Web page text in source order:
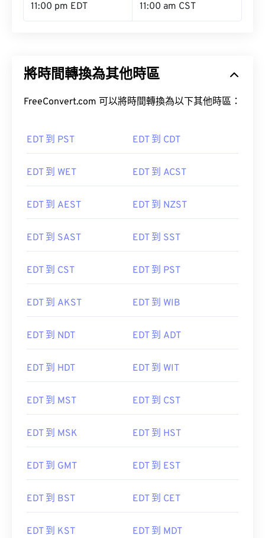
11:00 pm EDT 11:00 am CST
將時間轉換為其他時區
FreeConvert.com 可以將時間轉換為以下其他時區：
EDT 到 PST EDT 到 CDT
EDT 到 WET EDT 到 ACST
EDT 到 AEST EDT 到 NZST
EDT 到 SAST EDT 到 SST
EDT 到 CST EDT 到 PST
EDT 到 AKST EDT 到 WIB
EDT 到 NDT EDT 到 ADT
EDT 到 HDT EDT 到 WIT
EDT 到 MST EDT 到 CST
EDT 到 MSK EDT 到 HST
EDT 到 GMT EDT 到 EST
EDT 到 BST EDT 到 CET
EDT 到 KST EDT 到 MDT